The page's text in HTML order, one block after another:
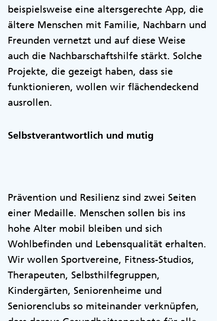
beispielsweise eine altersgerechte App, die
ältere Menschen mit Familie, Nachbarn und
Freunden vernetzt und auf diese Weise
auch die Nachbarschaftshilfe stärkt. Solche
Projekte, die gezeigt haben, dass sie
funktionieren, wollen wir flächendeckend
ausrollen.
Selbstverantwortlich und mutig
Prävention und Resilienz sind zwei Seiten
einer Medaille. Menschen sollen bis ins
hohe Alter mobil bleiben und sich
Wohlbefinden und Lebensqualität erhalten.
Wir wollen Sportvereine, Fitness-Studios,
Therapeuten, Selbsthilfegruppen,
Kindergärten, Seniorenheime und
Seniorenclubs so miteinander verknüpfen,